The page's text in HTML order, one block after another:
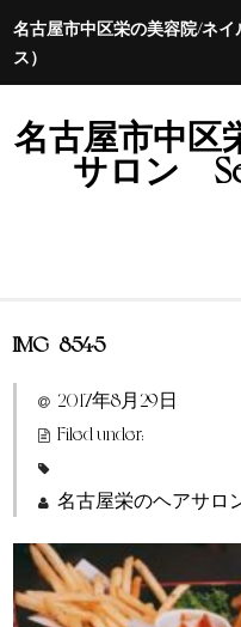
名古屋市中区栄の美容院/ネ
ス）
名古屋市中区
サロン
ホーム
特定商取引法に基づく表
IMG_8545
2017年8月29日
Filed under:
名古屋栄のヘアサロ